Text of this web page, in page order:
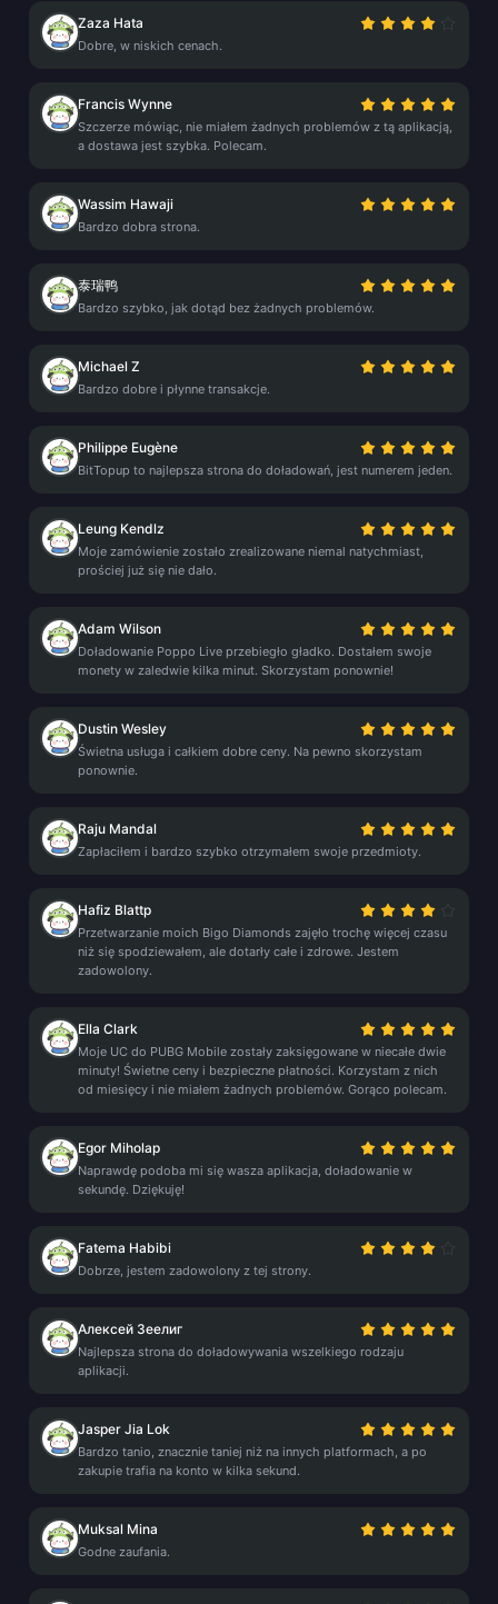
Zaza Hata
Dobre, w niskich cenach.
Francis Wynne
Szczerze mówiąc, nie miałem żadnych problemów z tą aplikacją,
a dostawa jest szybka. Polecam.
Wassim Hawaji
Bardzo dobra strona.
泰瑞鸭
Bardzo szybko, jak dotąd bez żadnych problemów.
Michael Z
Bardzo dobre i płynne transakcje.
Philippe Eugène
BitTopup to najlepsza strona do doładowań, jest numerem jeden.
Leung Kendlz
Moje zamówienie zostało zrealizowane niemal natychmiast,
prościej już się nie dało.
Adam Wilson
Doładowanie Poppo Live przebiegło gładko. Dostałem swoje
monety w zaledwie kilka minut. Skorzystam ponownie!
Dustin Wesley
Świetna usługa i całkiem dobre ceny. Na pewno skorzystam
ponownie.
Raju Mandal
Zapłaciłem i bardzo szybko otrzymałem swoje przedmioty.
Hafiz Blattp
Przetwarzanie moich Bigo Diamonds zajęło trochę więcej czasu
niż się spodziewałem, ale dotarły całe i zdrowe. Jestem
zadowolony.
Ella Clark
Moje UC do PUBG Mobile zostały zaksięgowane w niecałe dwie
minuty! Świetne ceny i bezpieczne płatności. Korzystam z nich
od miesięcy i nie miałem żadnych problemów. Gorąco polecam.
Egor Miholap
Naprawdę podoba mi się wasza aplikacja, doładowanie w
sekundę. Dziękuję!
Fatema Habibi
Dobrze, jestem zadowolony z tej strony.
Алексей Зеелиг
Najlepsza strona do doładowywania wszelkiego rodzaju
aplikacji.
Jasper Jia Lok
Bardzo tanio, znacznie taniej niż na innych platformach, a po
zakupie trafia na konto w kilka sekund.
Muksal Mina
Godne zaufania.